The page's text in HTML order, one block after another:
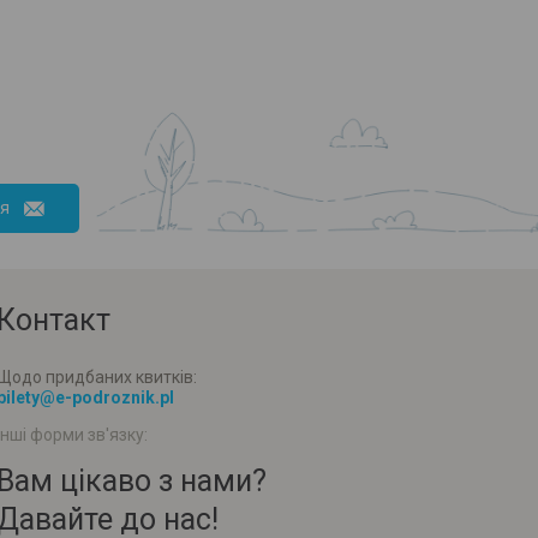
придбаних квитків:
podroznik.pl
форми зв'язку:
цікаво з нами?
до нас!